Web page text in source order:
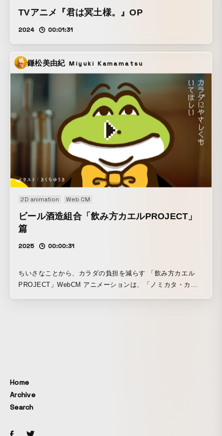
TVアニメ『君は冥土様。』OP
2024 00:01:31
鎌松美由紀 Miyuki Kamamatsu
2D animation Web CM
ビール酒造組合「飲み方カエルPROJECT」
篇
2025 00:00:31
ちいさなことから、カラダの負担を減らす 「飲み方カエル
PROJECT」WebCM アニメーションは、「ノミカタ・カエ
Home
Archive
Search